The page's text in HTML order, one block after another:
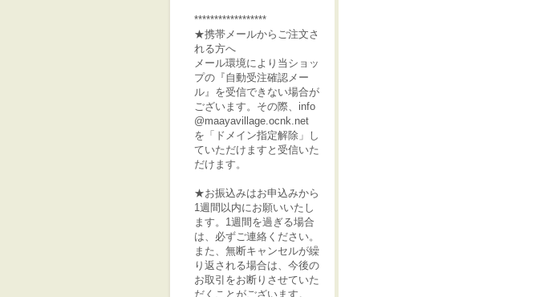
******************
★携帯メールからご注文さ
れる方へ
メール環境により当ショッ
プの『自動受注確認メー
ル』を受信できない場合が
ございます。その際、info
@maayavillage.ocnk.net
を「ドメイン指定解除」し
ていただけますと受信いた
だけます。
★お振込みはお申込みから
1週間以内にお願いいたし
ます。1週間を過ぎる場合
は、必ずご連絡ください。
また、無断キャンセルが繰
り返される場合は、今後の
お取引をお断りさせていた
だくことがございます。